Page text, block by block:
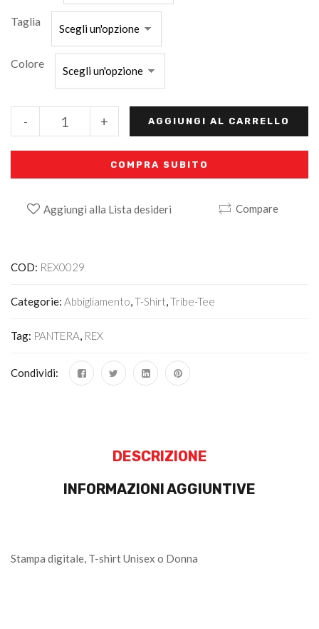
Taglia
Colore
+
- AGGIUNGI AL CARRELLO
COMPRA SUBITO
Aggiungi alla Lista desideri Compare
COD: REX0029
Categorie: Abbigliamento,T-Shirt,Tribe-Tee
Tag: PANTERA, REX
Condividi:
DESCRIZIONE
INFORMAZIONI AGGIUNTIVE
Stampa digitale, T-shirt Unisex o Donna